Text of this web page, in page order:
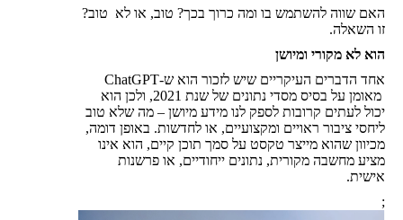
האם שווה להשתמש בו ומה כרוך בכך? טוב, או לא טוב?
זו השאלה.
הוא לא מקורי ומיושן
אחד הדברים העיקריים שיש לזכור הוא ש-ChatGPT
מאומן על בסיס מסדי נתונים של שנת 2021, ולכן הוא
יכול לעתים קרובות לספק לנו מידע מיושן – מה שלא טוב
ליחסי ציבור ראויים ומקצועיים, או לחדשות. באופן דומה,
מכיוון שהוא מייצר טקסט על סמך תוכן קיים, הוא אינו
מציע מחשבה מקורית, נתונים ייחודיים, או פרשנות
אישית.
;